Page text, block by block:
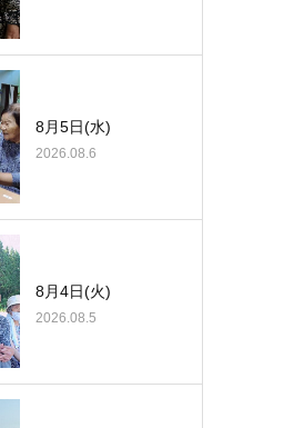
8月5日(水)
2026.08.6
8月4日(火)
2026.08.5